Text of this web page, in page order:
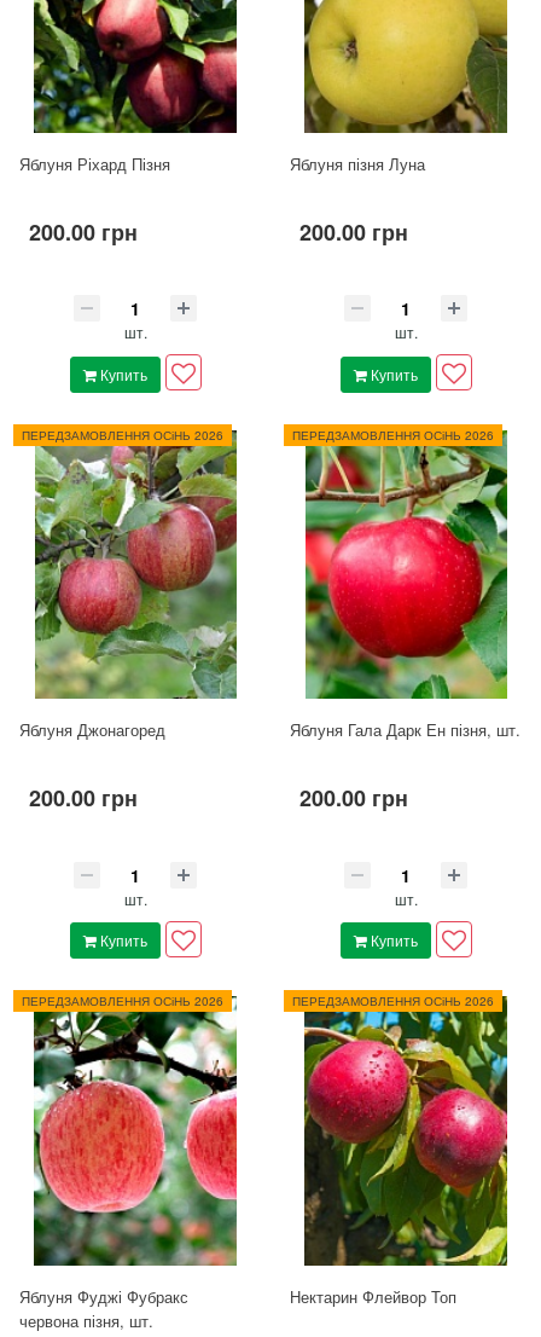
Яблуня Ріхард Пізня
200.00 грн
шт.
Купить
Яблуня пізня Луна
200.00 грн
шт.
Купить
ПЕРЕДЗАМОВЛЕННЯ ОСіНЬ 2026
Яблуня Джонагоред
200.00 грн
шт.
Купить
ПЕРЕДЗАМОВЛЕННЯ ОСіНЬ 2026
Яблуня Гала Дарк Ен пізня, шт.
200.00 грн
шт.
Купить
ПЕРЕДЗАМОВЛЕННЯ ОСіНЬ 2026
Яблуня Фуджі Фубракс
червона пізня, шт.
ПЕРЕДЗАМОВЛЕННЯ ОСіНЬ 2026
Нектарин Флейвор Топ